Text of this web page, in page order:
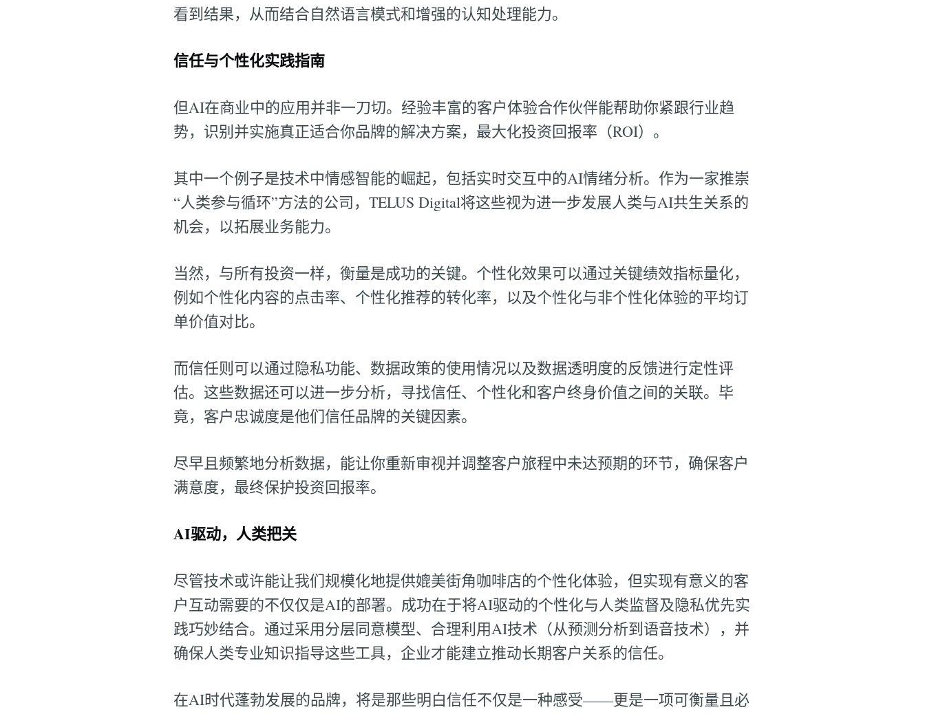
看到结果，从而结合自然语言模式和增强的认知处理能力。
信任与个性化实践指南
但AI在商业中的应用并非一刀切。经验丰富的客户体验合作伙伴能帮助你紧跟行业趋
势，识别并实施真正适合你品牌的解决方案，最大化投资回报率（ROI）。
其中一个例子是技术中情感智能的崛起，包括实时交互中的AI情绪分析。作为一家推崇
“人类参与循环”方法的公司，TELUS Digital将这些视为进一步发展人类与AI共生关系的
机会，以拓展业务能力。
当然，与所有投资一样，衡量是成功的关键。个性化效果可以通过关键绩效指标量化，
例如个性化内容的点击率、个性化推荐的转化率，以及个性化与非个性化体验的平均订
单价值对比。
而信任则可以通过隐私功能、数据政策的使用情况以及数据透明度的反馈进行定性评
估。这些数据还可以进一步分析，寻找信任、个性化和客户终身价值之间的关联。毕
竟，客户忠诚度是他们信任品牌的关键因素。
尽早且频繁地分析数据，能让你重新审视并调整客户旅程中未达预期的环节，确保客户
满意度，最终保护投资回报率。
AI驱动，人类把关
尽管技术或许能让我们规模化地提供媲美街角咖啡店的个性化体验，但实现有意义的客
户互动需要的不仅仅是AI的部署。成功在于将AI驱动的个性化与人类监督及隐私优先实
践巧妙结合。通过采用分层同意模型、合理利用AI技术（从预测分析到语音技术），并
确保人类专业知识指导这些工具，企业才能建立推动长期客户关系的信任。
在AI时代蓬勃发展的品牌，将是那些明白信任不仅是一种感受——更是一项可衡量且必